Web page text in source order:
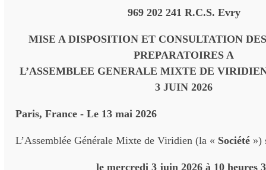
969 202 241 R.C.S. Evry
MISE A DISPOSITION ET CONSULTATION
PREPARATOIRES A
L’ASSEMBLEE GENERALE MIXTE DE
3 JUIN 2026
Paris, France - Le 13 mai 2026
L’Assemblée Générale Mixte de Viridien (la « Société »)
le mercredi 3 juin 2026 à 10 heures